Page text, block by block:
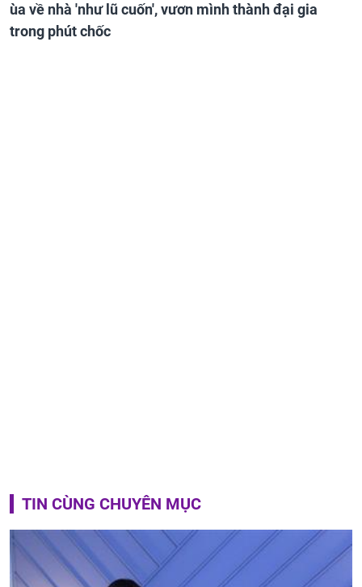
ùa về nhà 'như lũ cuốn', vươn mình thành đại gia
trong phút chốc
TIN CÙNG CHUYÊN MỤC